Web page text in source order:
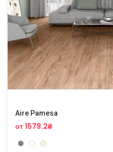
Aire Pamesa
от 1579.2₴